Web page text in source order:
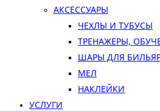
АКСЕССУАРЫ
ЧЕХЛЫ И ТУБУСЫ
ТРЕНАЖЕРЫ,
ШАРЫ ДЛЯ
МЕЛ
НАКЛЕЙКИ
УСЛУГИ